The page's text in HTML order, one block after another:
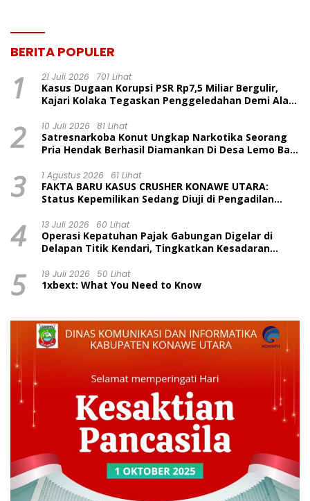
BERITA POPULER
1 21 Juli 2026 701 Lihat
Kasus Dugaan Korupsi PSR Rp7,5 Miliar Bergulir,
Kajari Kolaka Tegaskan Penggeledahan Demi Alat
2 10 Juli 2026 81 Lihat
Satresnarkoba Konut Ungkap Narkotika Seorang
Pria Hendak Berhasil Diamankan Di Desa Lemo Bajo
3 1 Agustus 2026 61 Lihat
FAKTA BARU KASUS CRUSHER KONAWE UTARA:
Status Kepemilikan Sedang Diuji di Pengadilan
Dinilai Prematur
4 13 Juli 2026 60 Lihat
Operasi Kepatuhan Pajak Gabungan Digelar di
Delapan Titik Kendari, Tingkatkan Kesadaran
5 19 Juli 2026 50 Lihat
1xbext: What You Need to Know